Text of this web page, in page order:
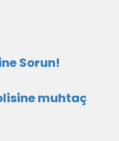
Sorun!
muhtaç